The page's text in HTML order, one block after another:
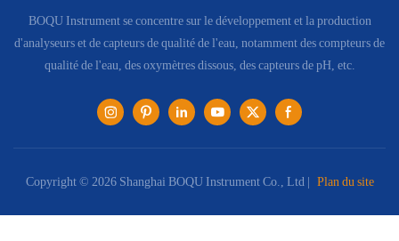
BOQU Instrument se concentre sur le développement et la production
d'analyseurs et de capteurs de qualité de l'eau, notamment des compteurs de
qualité de l'eau, des oxymètres dissous, des capteurs de pH, etc.
Copyright © 2026 Shanghai BOQU Instrument Co., Ltd | Plan du site